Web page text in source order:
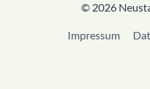
© 2026
Impressum